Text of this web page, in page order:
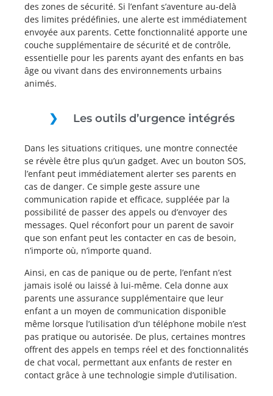
des zones de sécurité. Si l’enfant s’aventure au-delà
des limites prédéfinies, une alerte est immédiatement
envoyée aux parents. Cette fonctionnalité apporte une
couche supplémentaire de sécurité et de contrôle,
essentielle pour les parents ayant des enfants en bas
âge ou vivant dans des environnements urbains
animés.
Les outils d’urgence intégrés
Dans les situations critiques, une montre connectée
se révèle être plus qu’un gadget. Avec un bouton SOS,
l’enfant peut immédiatement alerter ses parents en
cas de danger. Ce simple geste assure une
communication rapide et efficace, suppléée par la
possibilité de passer des appels ou d’envoyer des
messages. Quel réconfort pour un parent de savoir
que son enfant peut les contacter en cas de besoin,
n’importe où, n’importe quand.
Ainsi, en cas de panique ou de perte, l’enfant n’est
jamais isolé ou laissé à lui-même. Cela donne aux
parents une assurance supplémentaire que leur
enfant a un moyen de communication disponible
même lorsque l’utilisation d’un téléphone mobile n’est
pas pratique ou autorisée. De plus, certaines montres
offrent des appels en temps réel et des fonctionnalités
de chat vocal, permettant aux enfants de rester en
contact grâce à une technologie simple d’utilisation.